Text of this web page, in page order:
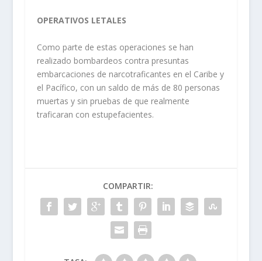
OPERATIVOS LETALES
Como parte de estas operaciones se han
realizado bombardeos contra presuntas
embarcaciones de narcotraficantes en el Caribe y
el Pacífico, con un saldo de más de 80 personas
muertas y sin pruebas de que realmente
traficaran con estupefacientes.
COMPARTIR: